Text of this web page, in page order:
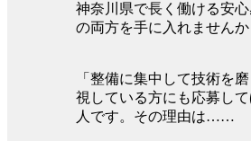
神奈川県で長く働ける安
の両方を手に入れませんか
「整備に集中して技術を
視している方にも応募し
人です。その理由は……